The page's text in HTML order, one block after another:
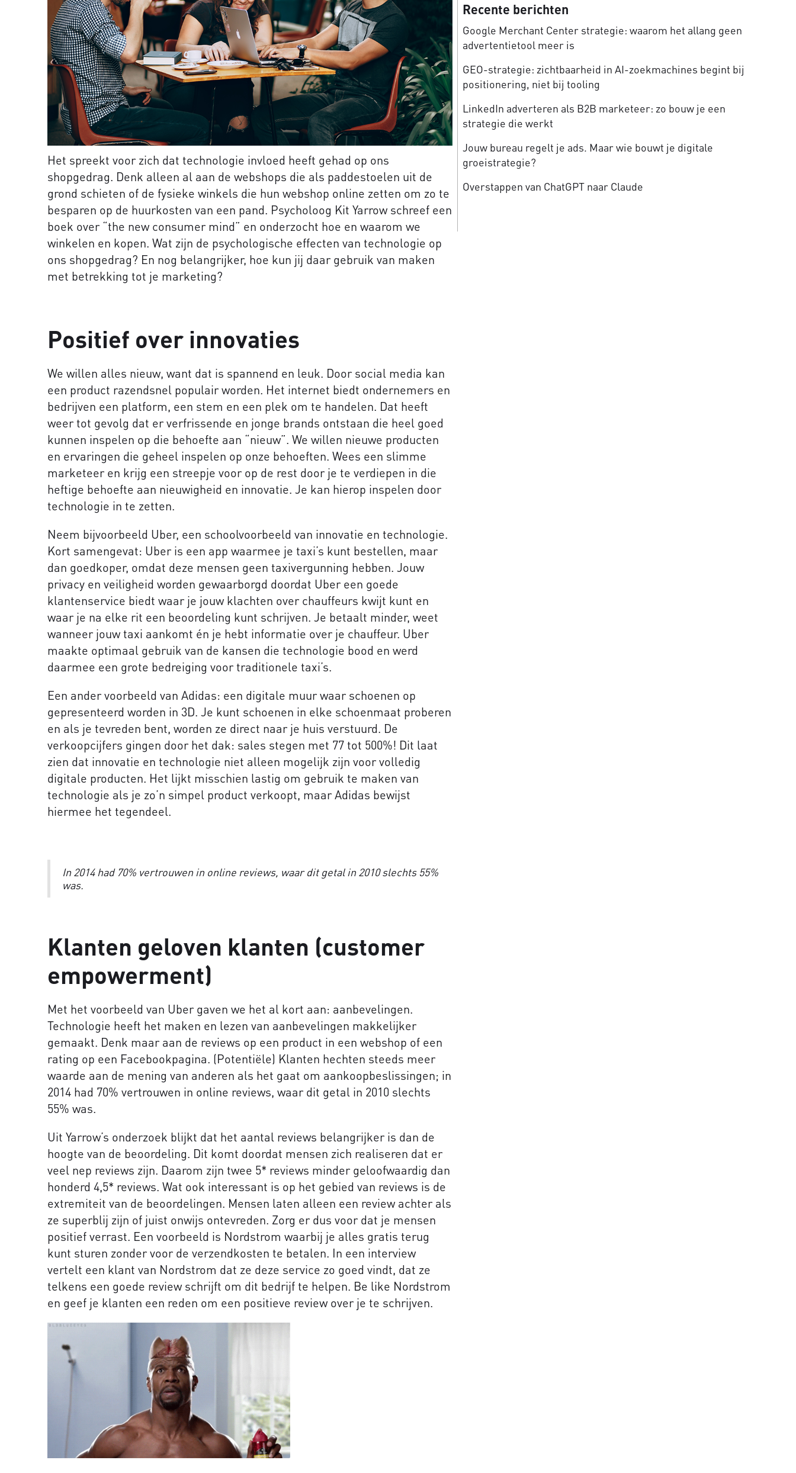
Het spreekt voor zich dat technologie invloed heeft gehad op ons
shopgedrag. Denk alleen al aan de webshops die als paddestoelen uit de
grond schieten of de fysieke winkels die hun webshop online zetten om zo te
besparen op de huurkosten van een pand. Psycholoog Kit Yarrow schreef een
boek over “the new consumer mind” en onderzocht hoe en waarom we
winkelen en kopen. Wat zijn de psychologische effecten van technologie op
ons shopgedrag? En nog belangrijker, hoe kun jij daar gebruik van maken
met betrekking tot je marketing?
Positief over innovaties
We willen alles nieuw, want dat is spannend en leuk. Door social media kan
een product razendsnel populair worden. Het internet biedt ondernemers en
bedrijven een platform, een stem en een plek om te handelen. Dat heeft
weer tot gevolg dat er verfrissende en jonge brands ontstaan die heel goed
kunnen inspelen op die behoefte aan “nieuw”. We willen nieuwe producten
en ervaringen die geheel inspelen op onze behoeften. Wees een slimme
marketeer en krijg een streepje voor op de rest door je te verdiepen in die
heftige behoefte aan nieuwigheid en innovatie. Je kan hierop inspelen door
technologie in te zetten.
Neem bijvoorbeeld Uber, een schoolvoorbeeld van innovatie en technologie.
Kort samengevat: Uber is een app waarmee je taxi’s kunt bestellen, maar
dan goedkoper, omdat deze mensen geen taxivergunning hebben. Jouw
privacy en veiligheid worden gewaarborgd doordat Uber een goede
klantenservice biedt waar je jouw klachten over chauffeurs kwijt kunt en
waar je na elke rit een beoordeling kunt schrijven. Je betaalt minder, weet
wanneer jouw taxi aankomt én je hebt informatie over je chauffeur. Uber
maakte optimaal gebruik van de kansen die technologie bood en werd
daarmee een grote bedreiging voor traditionele taxi’s.
Een ander voorbeeld van Adidas: een digitale muur waar schoenen op
gepresenteerd worden in 3D. Je kunt schoenen in elke schoenmaat proberen
en als je tevreden bent, worden ze direct naar je huis verstuurd. De
verkoopcijfers gingen door het dak: sales stegen met 77 tot 500%! Dit laat
zien dat innovatie en technologie niet alleen mogelijk zijn voor volledig
digitale producten. Het lijkt misschien lastig om gebruik te maken van
technologie als je zo’n simpel product verkoopt, maar Adidas bewijst
hiermee het tegendeel.
In 2014 had 70% vertrouwen in online reviews, waar dit getal in 2010 slechts 55%
was.
Klanten geloven klanten (customer
empowerment)
Met het voorbeeld van Uber gaven we het al kort aan: aanbevelingen.
Technologie heeft het maken en lezen van aanbevelingen makkelijker
gemaakt. Denk maar aan de reviews op een product in een webshop of een
rating op een Facebookpagina. (Potentiële) Klanten hechten steeds meer
waarde aan de mening van anderen als het gaat om aankoopbeslissingen; in
2014 had 70% vertrouwen in online reviews, waar dit getal in 2010 slechts
55% was.
Uit Yarrow’s onderzoek blijkt dat het aantal reviews belangrijker is dan de
hoogte van de beoordeling. Dit komt doordat mensen zich realiseren dat er
veel nep reviews zijn. Daarom zijn twee 5* reviews minder geloofwaardig dan
honderd 4,5* reviews. Wat ook interessant is op het gebied van reviews is de
extremiteit van de beoordelingen. Mensen laten alleen een review achter als
ze superblij zijn of juist onwijs ontevreden. Zorg er dus voor dat je mensen
positief verrast. Een voorbeeld is Nordstrom waarbij je alles gratis terug
kunt sturen zonder voor de verzendkosten te betalen. In een interview
vertelt een klant van Nordstrom dat ze deze service zo goed vindt, dat ze
telkens een goede review schrijft om dit bedrijf te helpen. Be like Nordstrom
en geef je klanten een reden om een positieve review over je te schrijven.
Recente berichten
Google Merchant Center strategie: waarom het allang geen
advertentietool meer is
GEO-strategie: zichtbaarheid in AI-zoekmachines begint bij
positionering, niet bij tooling
LinkedIn adverteren als B2B marketeer: zo bouw je een
strategie die werkt
Jouw bureau regelt je ads. Maar wie bouwt je digitale
groeistrategie?
Overstappen van ChatGPT naar Claude